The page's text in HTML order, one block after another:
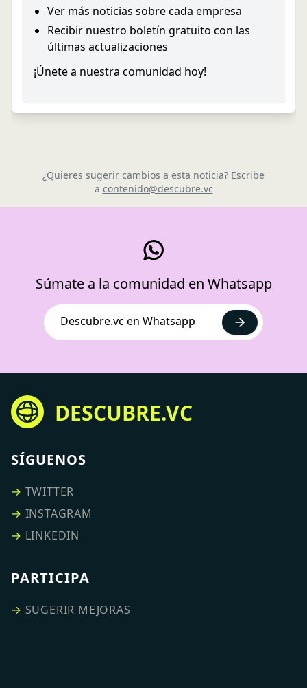
Ver más noticias sobre cada empresa
Recibir nuestro boletín gratuito con las
últimas actualizaciones
¡Únete a nuestra comunidad hoy!
¿Quieres sugerir cambios a esta noticia? Escribe
a contenido@descubre.vc
Súmate a la comunidad en Whatsapp
Descubre.vc en Whatsapp
DESCUBRE.VC
SÍGUENOS
→ TWITTER
→ INSTAGRAM
→ LINKEDIN
PARTICIPA
→ SUGERIR MEJORAS